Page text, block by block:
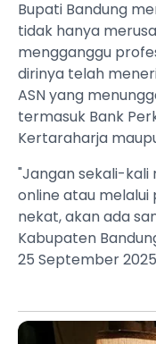
Bupati Bandung
tidak hanya
mengganggu
dirinya telah
ASN yang
termasuk Bank
Kertaraharja
"Jangan sekali-kali
online atau melalui
nekat, akan ada
Kabupaten
25 September